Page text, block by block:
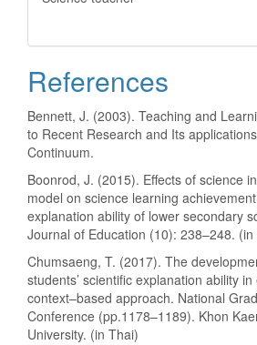
References
Bennett, J. (2003). Teaching and
to Recent Research and Its
Continuum.
Boonrod, J. (2015). Effects of science
model on science learning
explanation ability of lower secondary
Journal of Education (10): 238–248. (in
Chumsaeng, T. (2017). The
students’ scientific explanation ability
context–based approach. National
Conference (pp.1178–1189). Khon
University. (in Thai)